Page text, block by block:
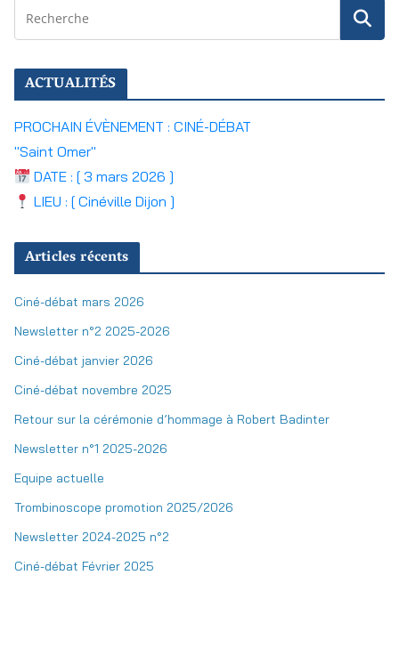
ACTUALITÉS
PROCHAIN ÉVÈNEMENT : CINÉ-DÉBAT
"Saint Omer"
DATE : [ 3 mars 2026 ]
LIEU : [ Cinéville Dijon ]
Articles récents
Ciné-débat mars 2026
Newsletter n°2 2025-2026
Ciné-débat janvier 2026
Ciné-débat novembre 2025
Retour sur la cérémonie d’hommage à Robert Badinter
Newsletter n°1 2025-2026
Equipe actuelle
Trombinoscope promotion 2025/2026
Newsletter 2024-2025 n°2
Ciné-débat Février 2025